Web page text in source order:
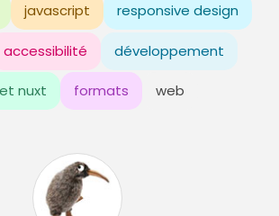
javascript responsive design
accessibilité développement
nuxt formats web